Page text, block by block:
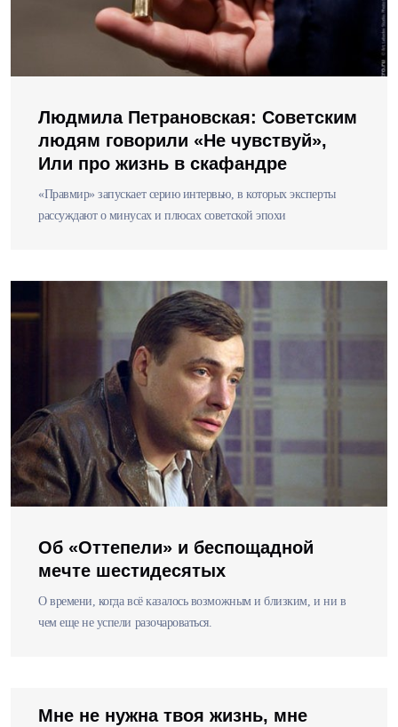
Людмила Петрановская: Советским
людям говорили «Не чувствуй»,
Или про жизнь в скафандре
«Правмир» запускает серию интервью, в которых эксперты
рассуждают о минусах и плюсах советской эпохи
Об «Оттепели» и беспощадной
мечте шестидесятых
О времени, когда всё казалось возможным и близким, и ни в
чем еще не успели разочароваться.
Мне не нужна твоя жизнь, мне